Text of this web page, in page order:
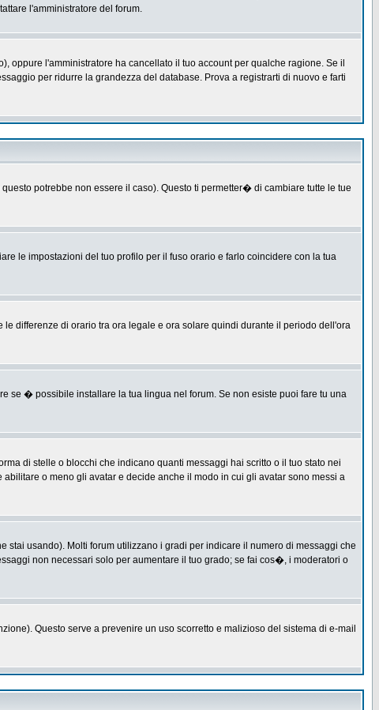
l'amministratore del forum.
l'amministratore ha cancellato il tuo account per qualche ragione. Se il
per ridurre la grandezza del database. Prova a registrarti di nuovo e farti
potrebbe non essere il caso). Questo ti permetter� di cambiare tutte le tue
le impostazioni del tuo profilo per il fuso orario e farlo coincidere con la tua
differenze di orario tra ora legale e ora solare quindi durante il periodo dell'ora
se � possibile installare la tua lingua nel forum. Se non esiste puoi fare tu una
di stelle o blocchi che indicano quanti messaggi hai scritto o il tuo stato nei
o meno gli avatar e decide anche il modo in cui gli avatar sono messi a
stai usando). Molti forum utilizzano i gradi per indicare il numero di messaggi che
non necessari solo per aumentare il tuo grado; se fai cos�, i moderatori o
Questo serve a prevenire un uso scorretto e malizioso del sistema di e-mail